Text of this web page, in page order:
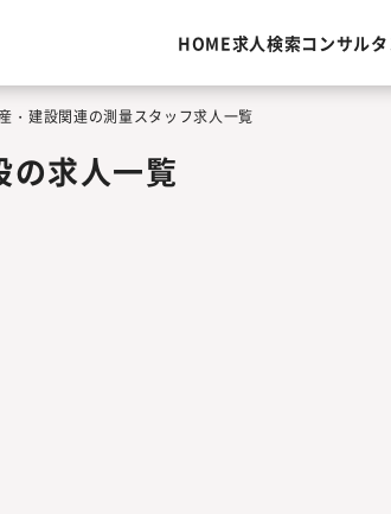
HOME求人検索コンサル
・建設関連の測量スタッフ求人一覧
の求人一覧